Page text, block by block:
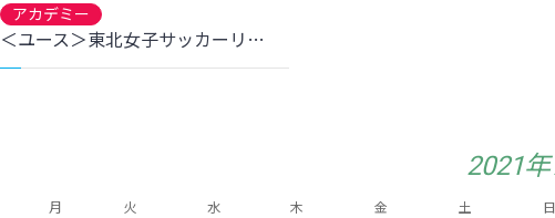
アカデミー
＜ユース＞東北女子サッカーリーグ第7節 聖和学園高校戦 結果のお知らせ
2021
月 火 水 木 金 土 日